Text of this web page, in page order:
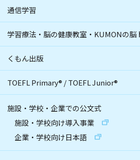
通信学習
学習療法・脳の健康教室・KUMONの脳
くもん出版
TOEFL Primary® /TOEFL Junior®
施設・学校・企業での公文式
施設・学校向け導入事業
企業・学校向け日本語